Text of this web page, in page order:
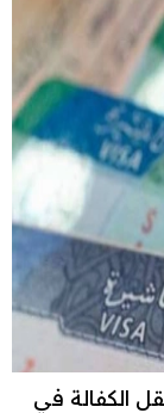
الكفالة في